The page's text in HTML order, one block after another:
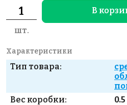
шт.
В
Характеристики
Тип товара:
Вес коробки:
0.5